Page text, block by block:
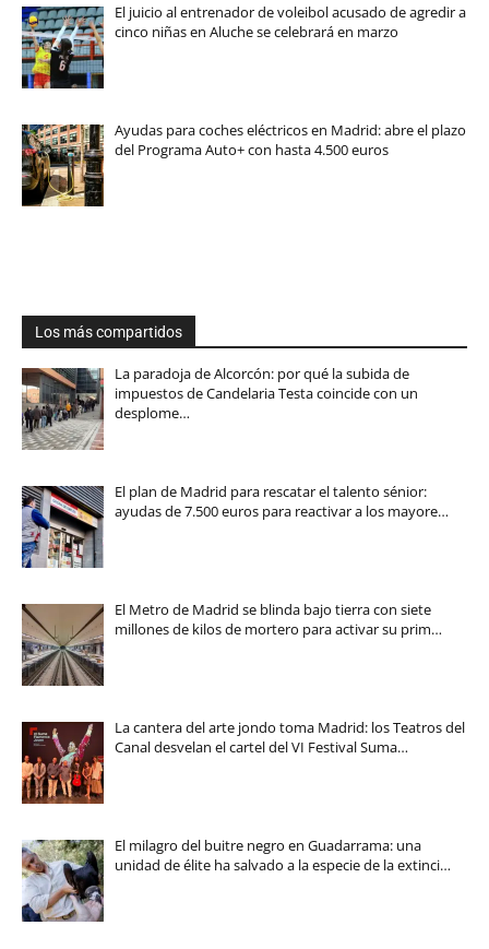
El juicio al entrenador de voleibol acusado de agredir a
cinco niñas en Aluche se celebrará en marzo
Ayudas para coches eléctricos en Madrid: abre el plazo
del Programa Auto+ con hasta 4.500 euros
Los más compartidos
La paradoja de Alcorcón: por qué la subida de
impuestos de Candelaria Testa coincide con un
desplome…
El plan de Madrid para rescatar el talento sénior:
ayudas de 7.500 euros para reactivar a los mayore…
El Metro de Madrid se blinda bajo tierra con siete
millones de kilos de mortero para activar su prim…
La cantera del arte jondo toma Madrid: los Teatros del
Canal desvelan el cartel del VI Festival Suma…
El milagro del buitre negro en Guadarrama: una
unidad de élite ha salvado a la especie de la extinci…